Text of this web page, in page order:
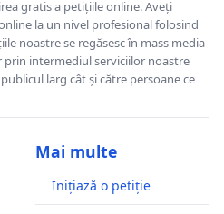
gratis a petițiile online. Aveți
la un nivel profesional folosind
noastre se regăsesc în mass media
prin intermediul serviciilor noastre
larg cât și către persoane ce
Mai multe
Inițiază o petiție